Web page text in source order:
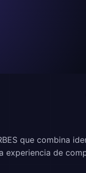
que combina
experiencia de